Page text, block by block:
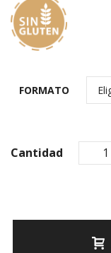
FORMATO
Cantidad